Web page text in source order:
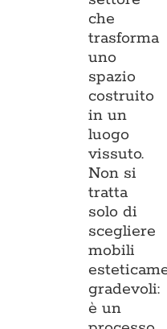
che
trasforma
uno
spazio
costruito
in un
luogo
vissuto.
Non si
tratta
solo di
scegliere
mobili
gradevoli:
è un